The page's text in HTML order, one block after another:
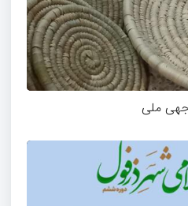
ملی